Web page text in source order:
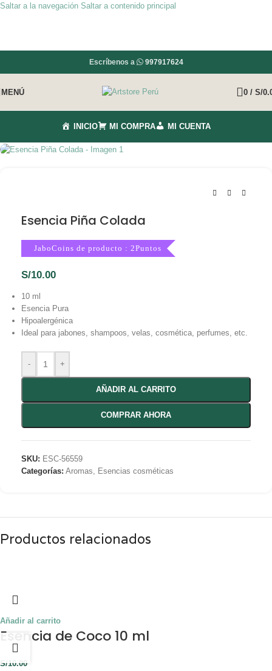
Saltar a la navegación Saltar a contenido principal
Escríbenos a 997917624
MENÚ 0 / S/
INICIO MI COMPRA MI CUENTA
Esencia Piña Colada
JaboCoins de producto : 2Puntos
S/10.00
10 ml
Esencia Pura
Hipoalergénica
Ideal para jabones, shampoos, velas, cosmética, perfumes, etc.
- +
AÑADIR AL CARRITO
COMPRAR AHORA
SKU: ESC-56559
Categorías: Aromas Esencias cosméticas
Productos relacionados
Añadir al carrito
Esencia de Coco 10 ml
S/10.00